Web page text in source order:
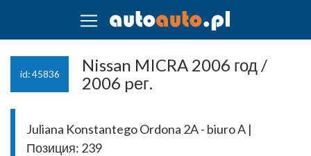
id: 45836
Nissan MICRA 2006 год /
2006 pег.
Juliana Konstantego Ordona 2A - biuro A |
Позиция: 239